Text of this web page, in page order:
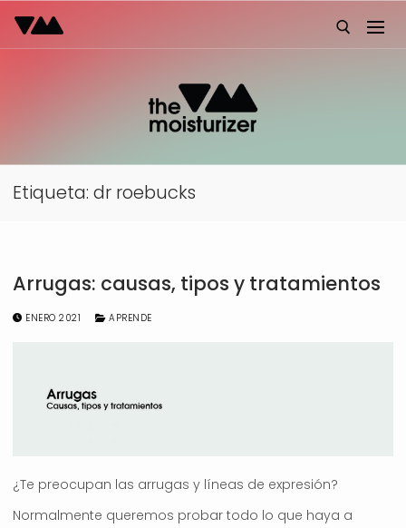
al
Buscar:
Etiqueta: dr roebucks
Arrugas: causas, tipos y tratamientos
ENERO 2021 APRENDE
¿Te preocupan las arrugas y líneas de expresión?
Normalmente queremos probar todo lo que haya a